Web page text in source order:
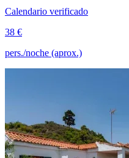
Calendario verificado
38 €
pers./noche (aprox.)